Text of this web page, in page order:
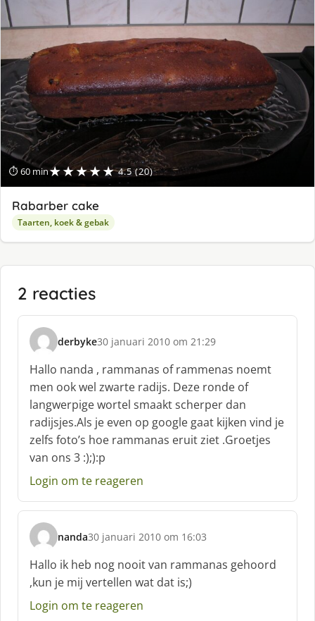
⏱ 60 min★★★★★ 4.5 (20)
Rabarber cake
Taarten, koek & gebak
2 reacties
derbyke
s
c
h
r
e
e
f
30 januari 2010 om 21:29
Hallo nanda , rammanas of rammenas noemt
men ook wel zwarte radijs. Deze ronde of
langwerpige wortel smaakt scherper dan
radijsjes.Als je even op google gaat kijken vind je
zelfs foto’s hoe rammanas eruit ziet .Groetjes
van ons 3 :);):p
Login om te reageren
nanda
s
c
h
r
e
30 januari 2010 om 16:03
Hallo ik heb nog nooit van rammanas gehoord
,kun je mij vertellen wat dat is;)
Login om te reageren